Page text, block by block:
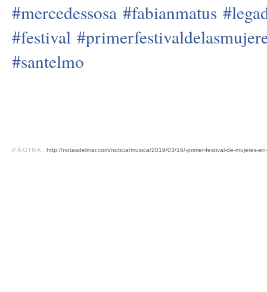
#mercedessosa #fabianmatus #
#festival #
#santelmo
PÁGINA: http://notasdelmar.com/noticia/musica/2019/03/16/-primer-festival-de-mujeres-